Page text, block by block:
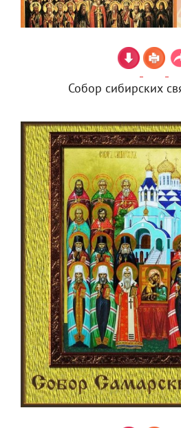
Собор сибирских